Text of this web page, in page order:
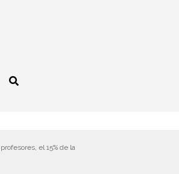
el 15% de la